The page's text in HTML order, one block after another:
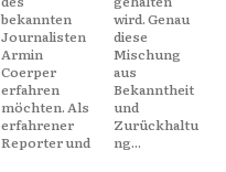
bekannten
Journalisten
Armin
Coerper
erfahren
möchten. Als
erfahrener
Reporter und
wird. Genau
diese
Mischung
aus
Bekanntheit
und
Zurückhaltu
ng...